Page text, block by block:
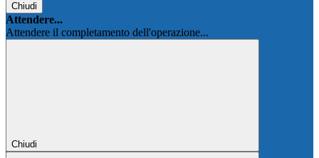
Chiudi
Attendere...
Attendere il completamento dell'operazione...
Chiudi